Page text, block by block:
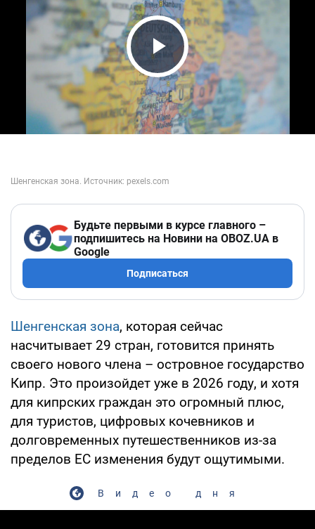
Play Video
Будьте первыми в курсе главного –
подпишитесь на Новини на OBOZ.UA в
Google
Подписаться
Шенгенская зона, которая сейчас
насчитывает 29 стран, готовится принять
своего нового члена – островное государство
Кипр. Это произойдет уже в 2026 году, и хотя
для кипрских граждан это огромный плюс,
для туристов, цифровых кочевников и
долговременных путешественников из-за
пределов ЕС изменения будут ощутимыми.
Видео дня